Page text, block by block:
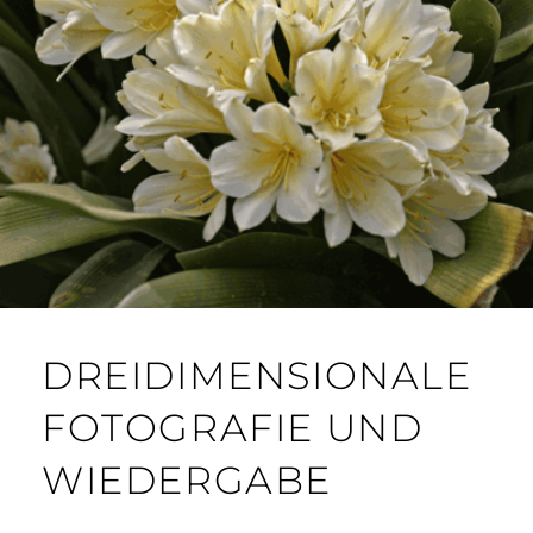
DREIDIMENSIONALE
FOTOGRAFIE UND
WIEDERGABE